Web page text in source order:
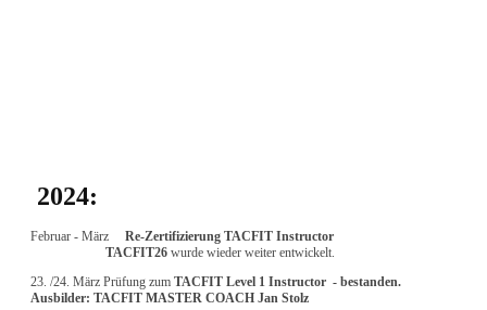
2024:
Februar - März Re-Zertifizierung TACFIT Instructor
TACFIT26 wurde wieder weiter entwickelt.
23. /24. März Prüfung zum TACFIT Level 1 Instructor - bestanden.
Ausbilder: TACFIT MASTER COACH Jan Stolz